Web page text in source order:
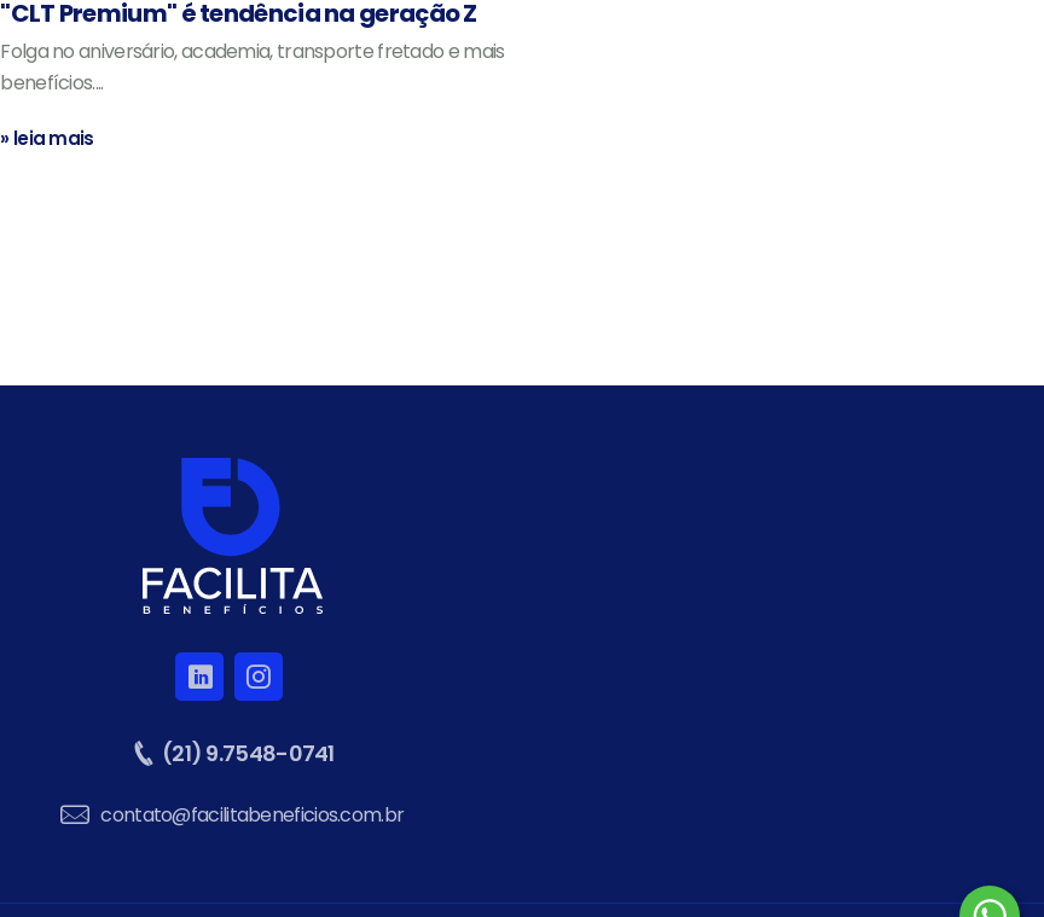
"CLT Premium" é tendência na geração Z
Folga no aniversário, academia, transporte fretado e mais
benefícios....
» leia mais
(21) 9.7548-0741
contato@facilitabeneficios.com.br